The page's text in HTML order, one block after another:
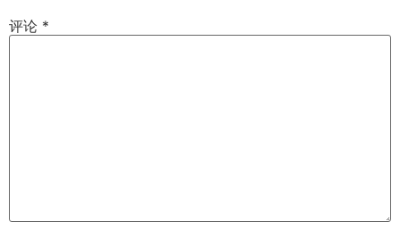
评论 *